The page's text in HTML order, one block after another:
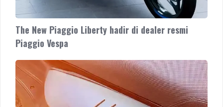
The New Piaggio Liberty hadir di dealer resmi
Piaggio Vespa
Piaggio
Liberty
the